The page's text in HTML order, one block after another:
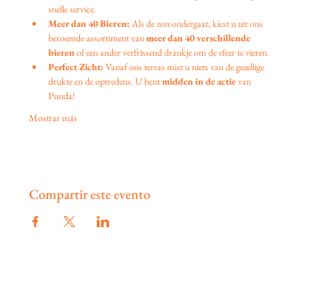
snelle service.
Meer dan 40 Bieren: Als de zon ondergaat, kiest u uit ons
beroemde assortiment van meer dan 40 verschillende
bieren of een ander verfrissend drankje om de sfeer te vieren.
Perfect Zicht: Vanaf ons terras mist u niets van de gezellige
drukte en de optredens. U bent midden in de actie van
Punda!
Mostrar más
Compartir este evento